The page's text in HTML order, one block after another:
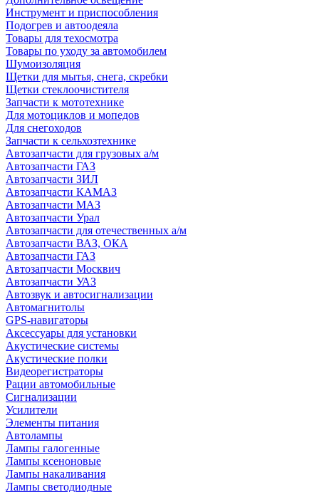
Инструмент и приспособления
Подогрев и автоодеяла
Товары для техосмотра
Товары по уходу за автомобилем
Шумоизоляция
Щетки для мытья, снега, скребки
Щетки стеклоочистителя
Запчасти к мототехнике
Для мотоциклов и мопедов
Для снегоходов
Запчасти к сельхозтехнике
Автозапчасти для грузовых а/м
Автозапчасти ГАЗ
Автозапчасти ЗИЛ
Автозапчасти КАМАЗ
Автозапчасти МАЗ
Автозапчасти Урал
Автозапчасти для отечественных а/м
Автозапчасти ВАЗ, ОКА
Автозапчасти ГАЗ
Автозапчасти Москвич
Автозапчасти УАЗ
Автозвук и автосигнализации
Автомагнитолы
GPS-навигаторы
Аксессуары для установки
Акустические системы
Акустические полки
Видеорегистраторы
Рации автомобильные
Сигнализации
Усилители
Элементы питания
Автолампы
Лампы галогенные
Лампы ксеноновые
Лампы накаливания
Лампы светодиодные